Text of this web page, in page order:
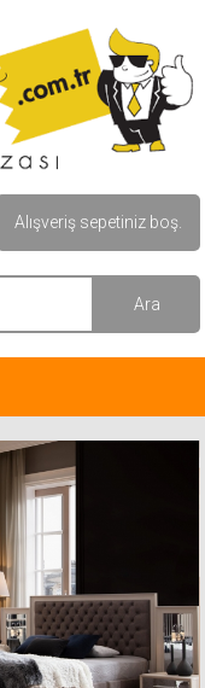
Alışveriş sepetiniz boş.